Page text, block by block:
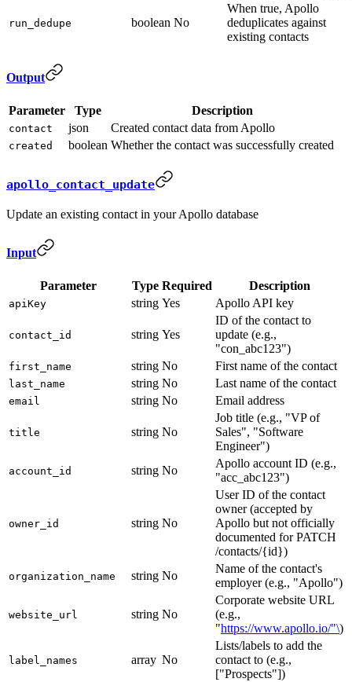
run_dedupe boolean No
When true, Apollo
deduplicates against
existing contacts
Output
Parameter Type Description
contact json Created contact data from Apollo
created boolean Whether the contact was successfully created
apollo_contact_update
Update an existing contact in your Apollo database
Input
Parameter Type Required Description
apiKey string Yes Apollo API key
contact_id string Yes
ID of the contact to
update (e.g.,
"con_abc123")
first_name string No First name of the contact
last_name string No Last name of the contact
email string No Email address
title string No
Job title (e.g., "VP of
Sales", "Software
Engineer")
account_id string No
Apollo account ID (e.g.,
"acc_abc123")
owner_id string No
User ID of the contact
owner (accepted by
Apollo but not officially
documented for PATCH
/contacts/{id})
organization_name string No
Name of the contact's
employer (e.g., "Apollo")
website_url string No
Corporate website URL
(e.g.,
"https://www.apollo.io/"\)
label_names array No
Lists/labels to add the
contact to (e.g.,
["Prospects"])